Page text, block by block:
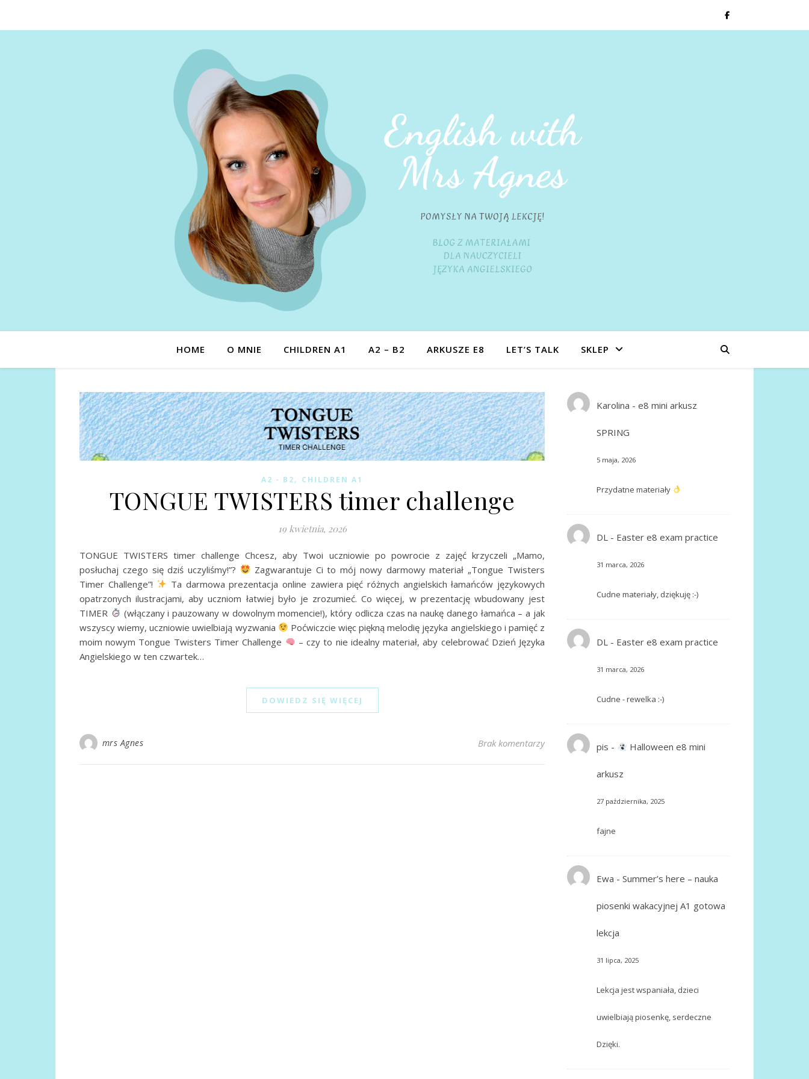
HOME O MNIE CHILDREN A1 A2 – B2 ARKUSZE E8 LET’S TALK SKLEP
A2 - B2, CHILDREN A1
TONGUE TWISTERS timer challenge
19 kwietnia, 2026
TONGUE TWISTERS timer challenge Chcesz, aby Twoi uczniowie po powrocie z zajęć krzyczeli „Mamo,
posłuchaj czego się dziś uczyliśmy!”?
Zagwarantuje Ci to mój nowy darmowy materiał „Tongue Twisters
Timer Challenge”!
Ta darmowa prezentacja online zawiera pięć różnych angielskich łamańców językowych
opatrzonych ilustracjami, aby uczniom łatwiej było je zrozumieć. Co więcej, w prezentację wbudowany jest
TIMER
(włączany i pauzowany w dowolnym momencie!), który odlicza czas na naukę danego łamańca – a jak
wszyscy wiemy, uczniowie uwielbiają wyzwania
Poćwiczcie więc piękną melodię języka angielskiego i pamięć z
moim nowym Tongue Twisters Timer Challenge
– czy to nie idealny materiał, aby celebrować Dzień Języka
Angielskiego w ten czwartek…
DOWIEDZ SIĘ WIĘCEJ
mrs Agnes Brak komentarzy
Karolina - e8 mini arkusz
SPRING
5 maja, 2026
Przydatne materiały
DL- Easter e8 exam practice
31 marca, 2026
Cudne materiały, dziękuję :-)
DL- Easter e8 exam practice
31 marca, 2026
Cudne - rewelka :-)
pis - Halloween e8 mini
arkusz
27 października, 2025
fajne
Ewa - Summer’s here – nauka
piosenki wakacyjnej A1 gotowa
lekcja
31 lipca, 2025
Lekcja jest wspaniała, dzieci
uwielbiają piosenkę, serdeczne
Dzięki.